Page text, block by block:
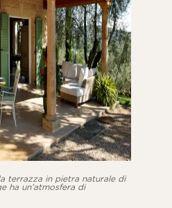
terrazza in pietra naturale di
ha un’atmosfera di